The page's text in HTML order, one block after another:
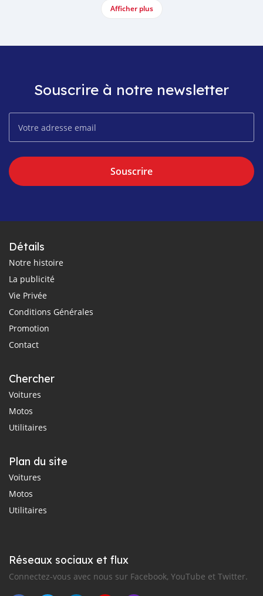
Afficher plus
Souscrire à notre newsletter
Souscrire
Détails
Notre histoire
La publicité
Vie Privée
Conditions Générales
Promotion
Contact
Chercher
Voitures
Motos
Utilitaires
Plan du site
Voitures
Motos
Utilitaires
Réseaux sociaux et flux
Connectez-vous avec nous sur Facebook, YouTube et Twitter.